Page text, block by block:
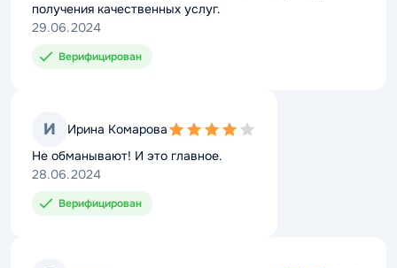
получения качественных услуг.
29.06.2024
Верифицирован
И Ирина Комарова 4,0
rating
Не обманывают! И это главное.
28.06.2024
Верифицирован